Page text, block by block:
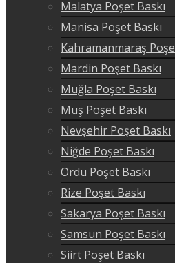
Malatya Poşet Baskı
Manisa Poşet Baskı
Kahramanmaraş
Mardin Poşet Baskı
Muğla Poşet Baskı
Muş Poşet Baskı
Nevşehir Poşet Baskı
Niğde Poşet Baskı
Ordu Poşet Baskı
Rize Poşet Baskı
Sakarya Poşet Baskı
Samsun Poşet Baskı
Siirt Poşet Baskı